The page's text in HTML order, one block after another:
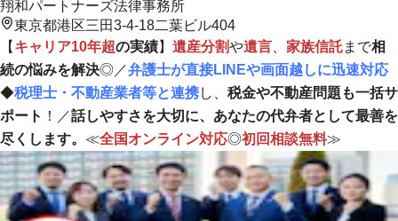
翔和パートナーズ法律事務所
東京都港区三田3-4-18二葉ビル404
【 キャリア10年超の実績】 遺産分割や遺言 家族信託まで相
続の悩みを解決◎／弁護士が直接LINEや画面越しに迅速対応
◆税理士・不動産業者等と連携し、 税金や不動産問題も一括サ
ポート ！／話しやすさを大切に、あなたの代弁者として最善を
尽くします。 ≪全国オンライン対応◎初回相談無料≫